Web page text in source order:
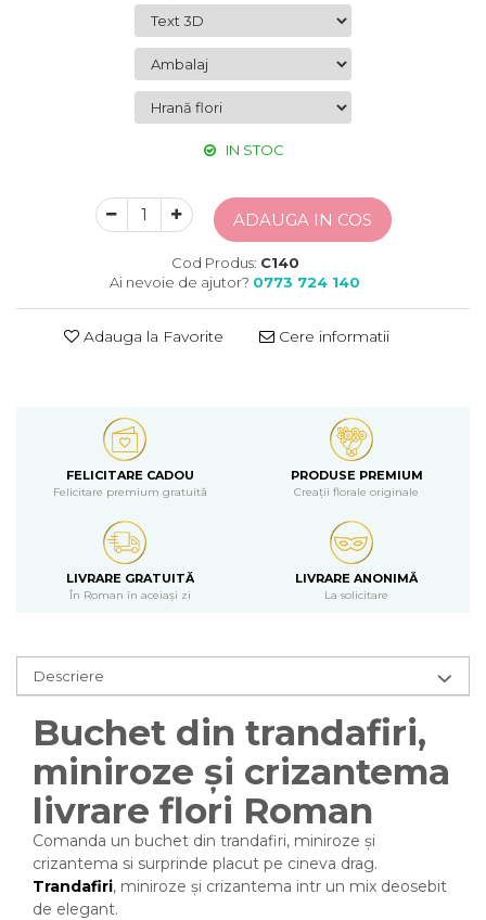
IN STOC
ADAUGA IN COS
Cod Produs: C140
Ai nevoie de ajutor? 0773 724 140
Adauga la Favorite Cere informatii
FELICITARE CADOU
Felicitare premium gratuită
PRODUSE PREMIUM
Creații florale originale
LIVRARE GRATUITĂ
În Roman în aceiași zi
LIVRARE ANONIMĂ
La solicitare
Descriere
Buchet din trandafiri,
miniroze și crizantema
livrare flori Roman
Comanda un buchet din trandafiri, miniroze și
crizantema si surprinde placut pe cineva drag.
Trandafiri, miniroze și crizantema intr un mix deosebit
de elegant.